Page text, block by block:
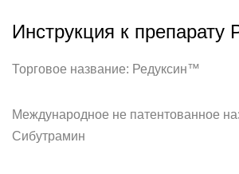
Инструкция к препарату
Торговое название: Редуксин™
Международное не патентованное
Сибутрамин